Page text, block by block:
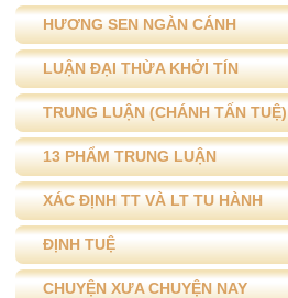
HƯƠNG SEN NGÀN CÁNH
LUẬN ĐẠI THỪA KHỞI TÍN
TRUNG LUẬN (CHÁNH TẤN TUỆ)
13 PHẨM TRUNG LUẬN
XÁC ĐỊNH TT VÀ LT TU HÀNH
ĐỊNH TUỆ
CHUYỆN XƯA CHUYỆN NAY